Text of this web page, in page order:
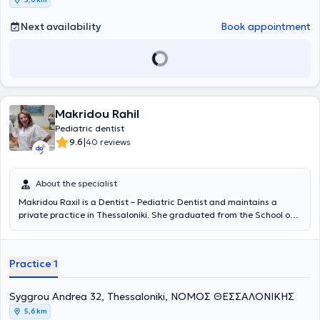
Next availability Book appointment
Makridou Rahil
Pediatric dentist
9.6|40 reviews
About the specialist
Makridou Raxil is a Dentist – Pediatric Dentist and maintains a
private practice in Thessaloniki. She graduated from the School of
postgraduate training in pediatric dentistry at the School of
England. She possesses extensive academic and professional
experience in the field and her practice caters to the needs of both
children and adults.
Practice 1
Syggrou Andrea 32, Thessaloniki, ΝΟΜΟΣ ΘΕΣΣΑΛΟΝΙΚΗΣ
5,6 km